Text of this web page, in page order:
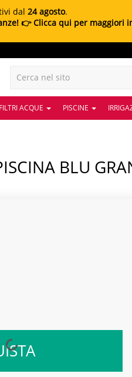
dal 24 agosto.
👉 Clicca qui per maggiori
FILTRI ACQUE PISCINE